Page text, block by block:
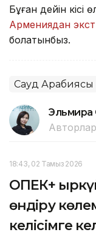
Бұған дейін кісі
Армениядан
болатынбыз.
Сауд Арабиясы
Эльмира
Авторлар
18:43, 02 Тамыз 2026
ОПЕК+
өндіру
келісімге